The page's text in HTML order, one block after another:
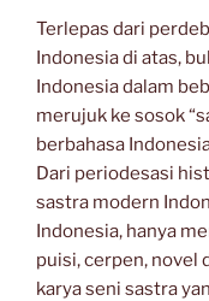
Terlepas dari
Indonesia di atas,
Indonesia dalam
merujuk ke sosok
berbahasa
Dari periodesasi
sastra modern
Indonesia, hanya
puisi, cerpen, novel
karya seni sastra